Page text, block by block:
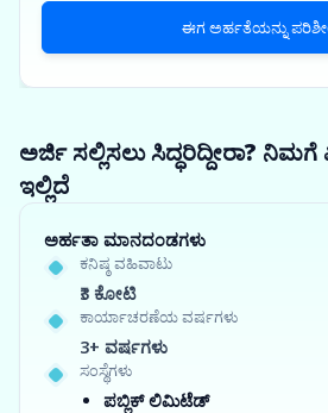
ಈಗ ಅರ್ಹತೆಯನ್ನು
ಅರ್ಜಿ ಸಲ್ಲಿಸಲು ಸಿದ್ಧರಿದ್ದೀರಾ? ನಿಮಗೆ
ಇಲ್ಲಿದೆ
ಅರ್ಹತಾ ಮಾನದಂಡಗಳು
ಕನಿಷ್ಠ ವಹಿವಾಟು
₹3 ಕೋಟಿ
ಕಾರ್ಯಾಚರಣೆಯ ವರ್ಷಗಳು
3+ ವರ್ಷಗಳು
ಸಂಸ್ಥೆಗಳು
ಪಬ್ಲಿಕ್ ಲಿಮಿಟೆಡ್